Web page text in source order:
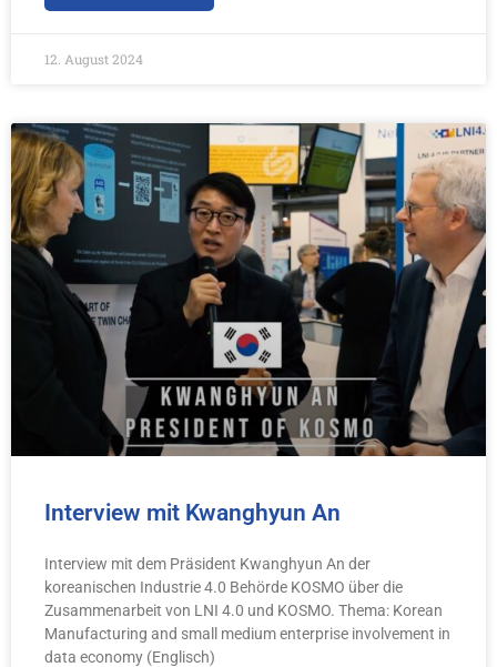
12. August 2024
Interview mit Kwanghyun An
Interview mit dem Präsident Kwanghyun An der
koreanischen Industrie 4.0 Behörde KOSMO über die
Zusammenarbeit von LNI 4.0 und KOSMO. Thema: Korean
Manufacturing and small medium enterprise involvement in
data economy (Englisch)